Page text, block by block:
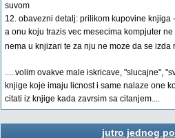
suvom
12. obavezni detalj: prilikom kupovine knjiga
a onu koju trazis vec mesecima kompjuter
nema u knjizari te za nju ne moze da se izda
.....volim ovakve male iskricave, "slucajne",
knjige koje imaju licnost i same nalaze one
citati iz knjige kada zavrsim sa citanjem....
jutro jednog